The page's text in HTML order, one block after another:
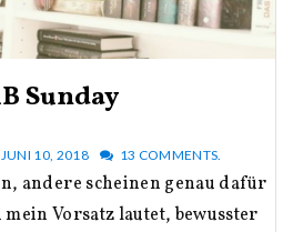
Sunday
JUNI 10, 2018 13 COMMENTS.
Vorsatz lautet, bewusster